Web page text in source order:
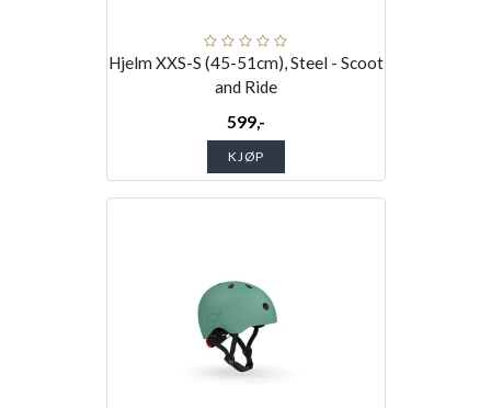
Hjelm XXS-S (45-51cm), Steel - Scoot
and Ride
599,-
KJØP